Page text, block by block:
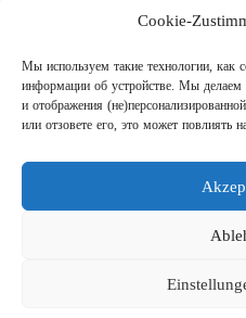
Cookie-
Мы используем такие технологии, как
информации об устройстве. Мы делаем
и отображения
или отзовете его, это может повлиять
Выходные данные